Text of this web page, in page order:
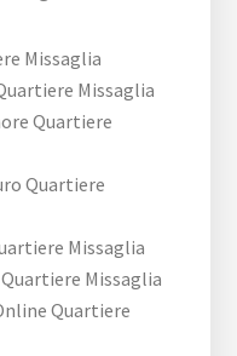
Missaglia
Missaglia
Quartiere
Quartiere
Missaglia
Missaglia
Quartiere